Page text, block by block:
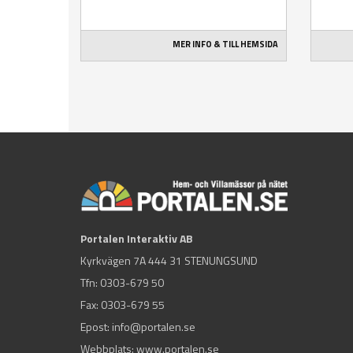
MER INFO & TILL HEMSIDA
Portalen Interaktiv AB
Kyrkvägen 7A 444 31 STENUNGSUND
Tfn: 0303-679 50
Fax: 0303-679 55
Epost: info@portalen.se
Webbplats: www.portalen.se